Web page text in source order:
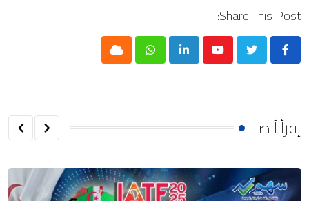
Share This Post:
Youtube
LinkedIn
Whatsapp
Cloud
إقرأ أيضا